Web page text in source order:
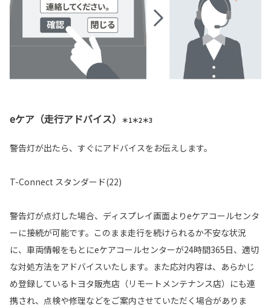
eケア（走行アドバイス） ＊1＊2＊3
警告灯が出たら、すぐにアドバイスをお伝えします。
T-Connect スタンダード(22)
警告灯が点灯した場合、ディスプレイ画面よりeケアコールセンタ
ーに接続が可能です。このまま走行を続けられるか不安な状況
に、車両情報をもとにeケアコールセンターが24時間365日、適切
な対処方法をアドバイスいたします。また応対内容は、あらかじ
め登録しているトヨタ販売店（リモートメンテナンス店）にも連
携され、点検や修理などをご案内させていただく場合がありま